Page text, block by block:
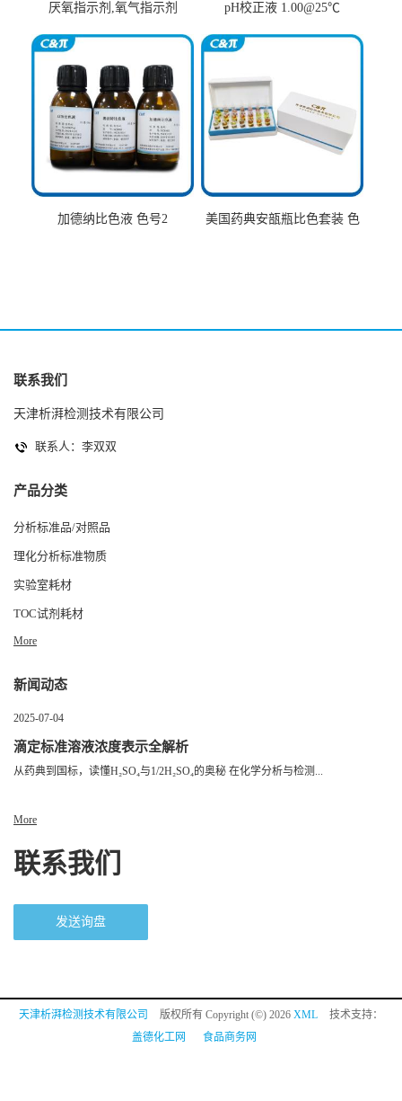
厌氧指示剂,氧气指示剂 pH校正液 1.00@25℃
加德纳比色液 色号2
美国药典安瓿瓶比色套装 色
联系我们
天津析湃检测技术有限公司
联系人：李双双
产品分类
分析标准品/对照品
理化分析标准物质
实验室耗材
TOC试剂耗材
More
新闻动态
2025-07-04
滴定标准溶液浓度表示全解析
从药典到国标，读懂H₂SO₄与1/2H₂SO₄的奥秘 在化学分析与检测...
More
联系我们
发送询盘
天津析湃检测技术有限公司 版权所有 Copyright (©) 2026 XML
技术支持：
盖德化工网
食品商务网